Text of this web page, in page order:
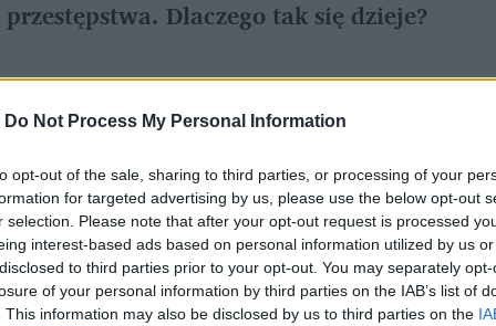
Do Not Process My Personal Information
opt-out of the sale, sharing to third parties, or processing of your
for targeted advertising by us, please use the below opt-out
selection. Please note that after your opt-out request is processed
interest-based ads based on personal information utilized by us
to third parties prior to your opt-out. You may separately
of your personal information by third parties on the IAB’s list of
This information may also be disclosed by us to third parties on the
Dlaczego tak się dzieje?
medium w Google
znajomego może wydawać się
Banki mają jednak obowiązek
monitorowania przelewów. I to nie ze złośliwości lub bycia wścibskim, ale na mocy
oraz finansowaniu terroryzmu.